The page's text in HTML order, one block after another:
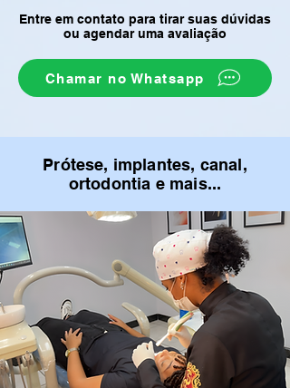
Entre em contato para tirar suas dúvidas
ou agendar uma avaliação
Chamar no Whatsapp
Prótese, implantes, canal,
ortodontia e mais...